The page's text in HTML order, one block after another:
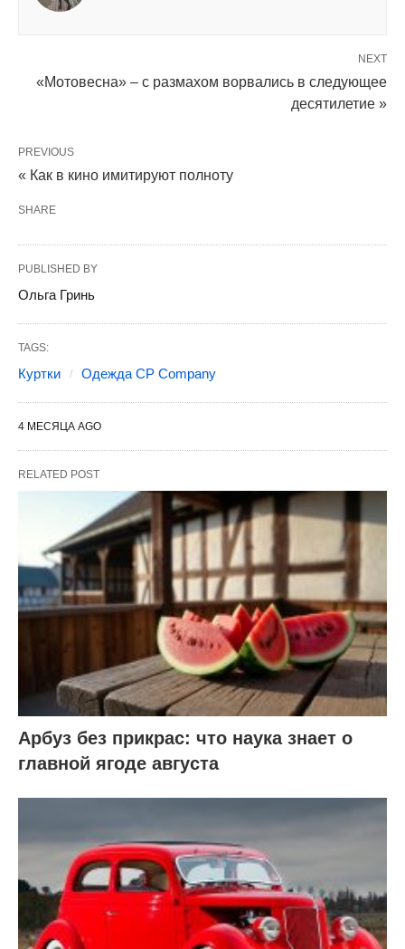
NEXT
«Мотовесна» – с размахом ворвались в следующее
десятилетие »
PREVIOUS
« Как в кино имитируют полноту
SHARE
PUBLISHED BY
Ольга Гринь
TAGS:
Куртки Одежда CP Company
4 МЕСЯЦА AGO
RELATED POST
Арбуз без прикрас: что наука знает о
главной ягоде августа